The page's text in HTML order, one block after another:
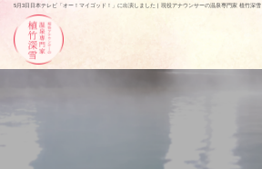
5月3日日本テレビ「オー！マイゴッド！」に出演しました | 現役アナウンサーの温泉専門家 植竹深雪